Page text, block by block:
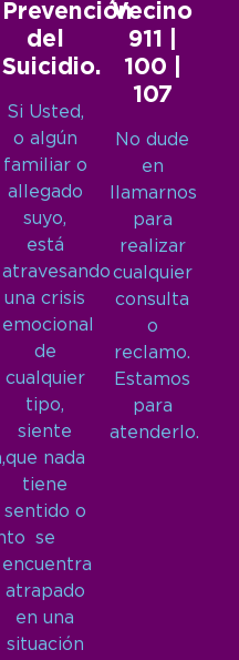
Prevención
del
Suicidio.
Si Usted,
o algún
familiar o
allegado
suyo,
está
atravesando
una crisis
emocional
de
cualquier
tipo,
siente
que nada
tiene
sentido o
se
encuentra
atrapado
en una
situación
Vecino
911 |
100 |
107
No dude
en
llamarnos
para
realizar
cualquier
consulta
o
reclamo.
Estamos
para
atenderlo.